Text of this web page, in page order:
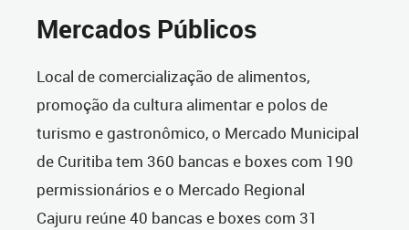
Mercados Públicos
Local de comercialização de alimentos,
promoção da cultura alimentar e polos de
turismo e gastronômico, o Mercado Municipal
de Curitiba tem 360 bancas e boxes com 190
permissionários e o Mercado Regional
Cajuru reúne 40 bancas e boxes com 31